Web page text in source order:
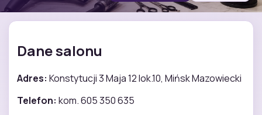
Dane salonu
Adres: Konstytucji 3 Maja 12 lok.10, Mińsk Mazowiecki
Telefon: kom. 605 350 635